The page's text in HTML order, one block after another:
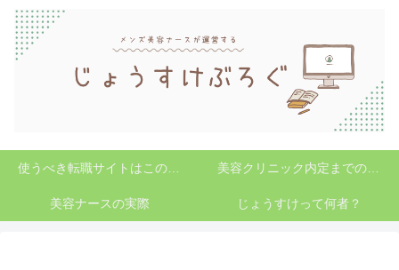
使うべき転職サイトはこの2つ 美容クリニック内定までの道のり
美容ナースの実際 じょうすけって何者？